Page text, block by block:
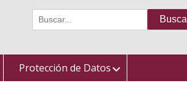
Buscar:
Protección de Datos